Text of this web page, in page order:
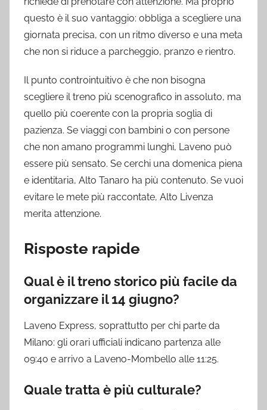
questo è il suo vantaggio: obbliga a scegliere una
giornata precisa, con un ritmo diverso e una meta
che non si riduce a parcheggio, pranzo e rientro.
Il punto controintuitivo è che non bisogna
scegliere il treno più scenografico in assoluto, ma
quello più coerente con la propria soglia di
pazienza. Se viaggi con bambini o con persone
che non amano programmi lunghi, Laveno può
essere più sensato. Se cerchi una domenica piena
e identitaria, Alto Tanaro ha più contenuto. Se vuoi
evitare le mete più raccontate, Alto Livenza
merita attenzione.
Risposte rapide
Qual è il treno storico più facile da
organizzare il 14 giugno?
Laveno Express, soprattutto per chi parte da
Milano: gli orari ufficiali indicano partenza alle
09:40 e arrivo a Laveno-Mombello alle 11:25.
Quale tratta è più culturale?